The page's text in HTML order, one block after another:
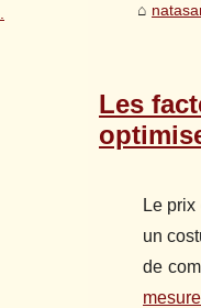
Les
Le
un
de